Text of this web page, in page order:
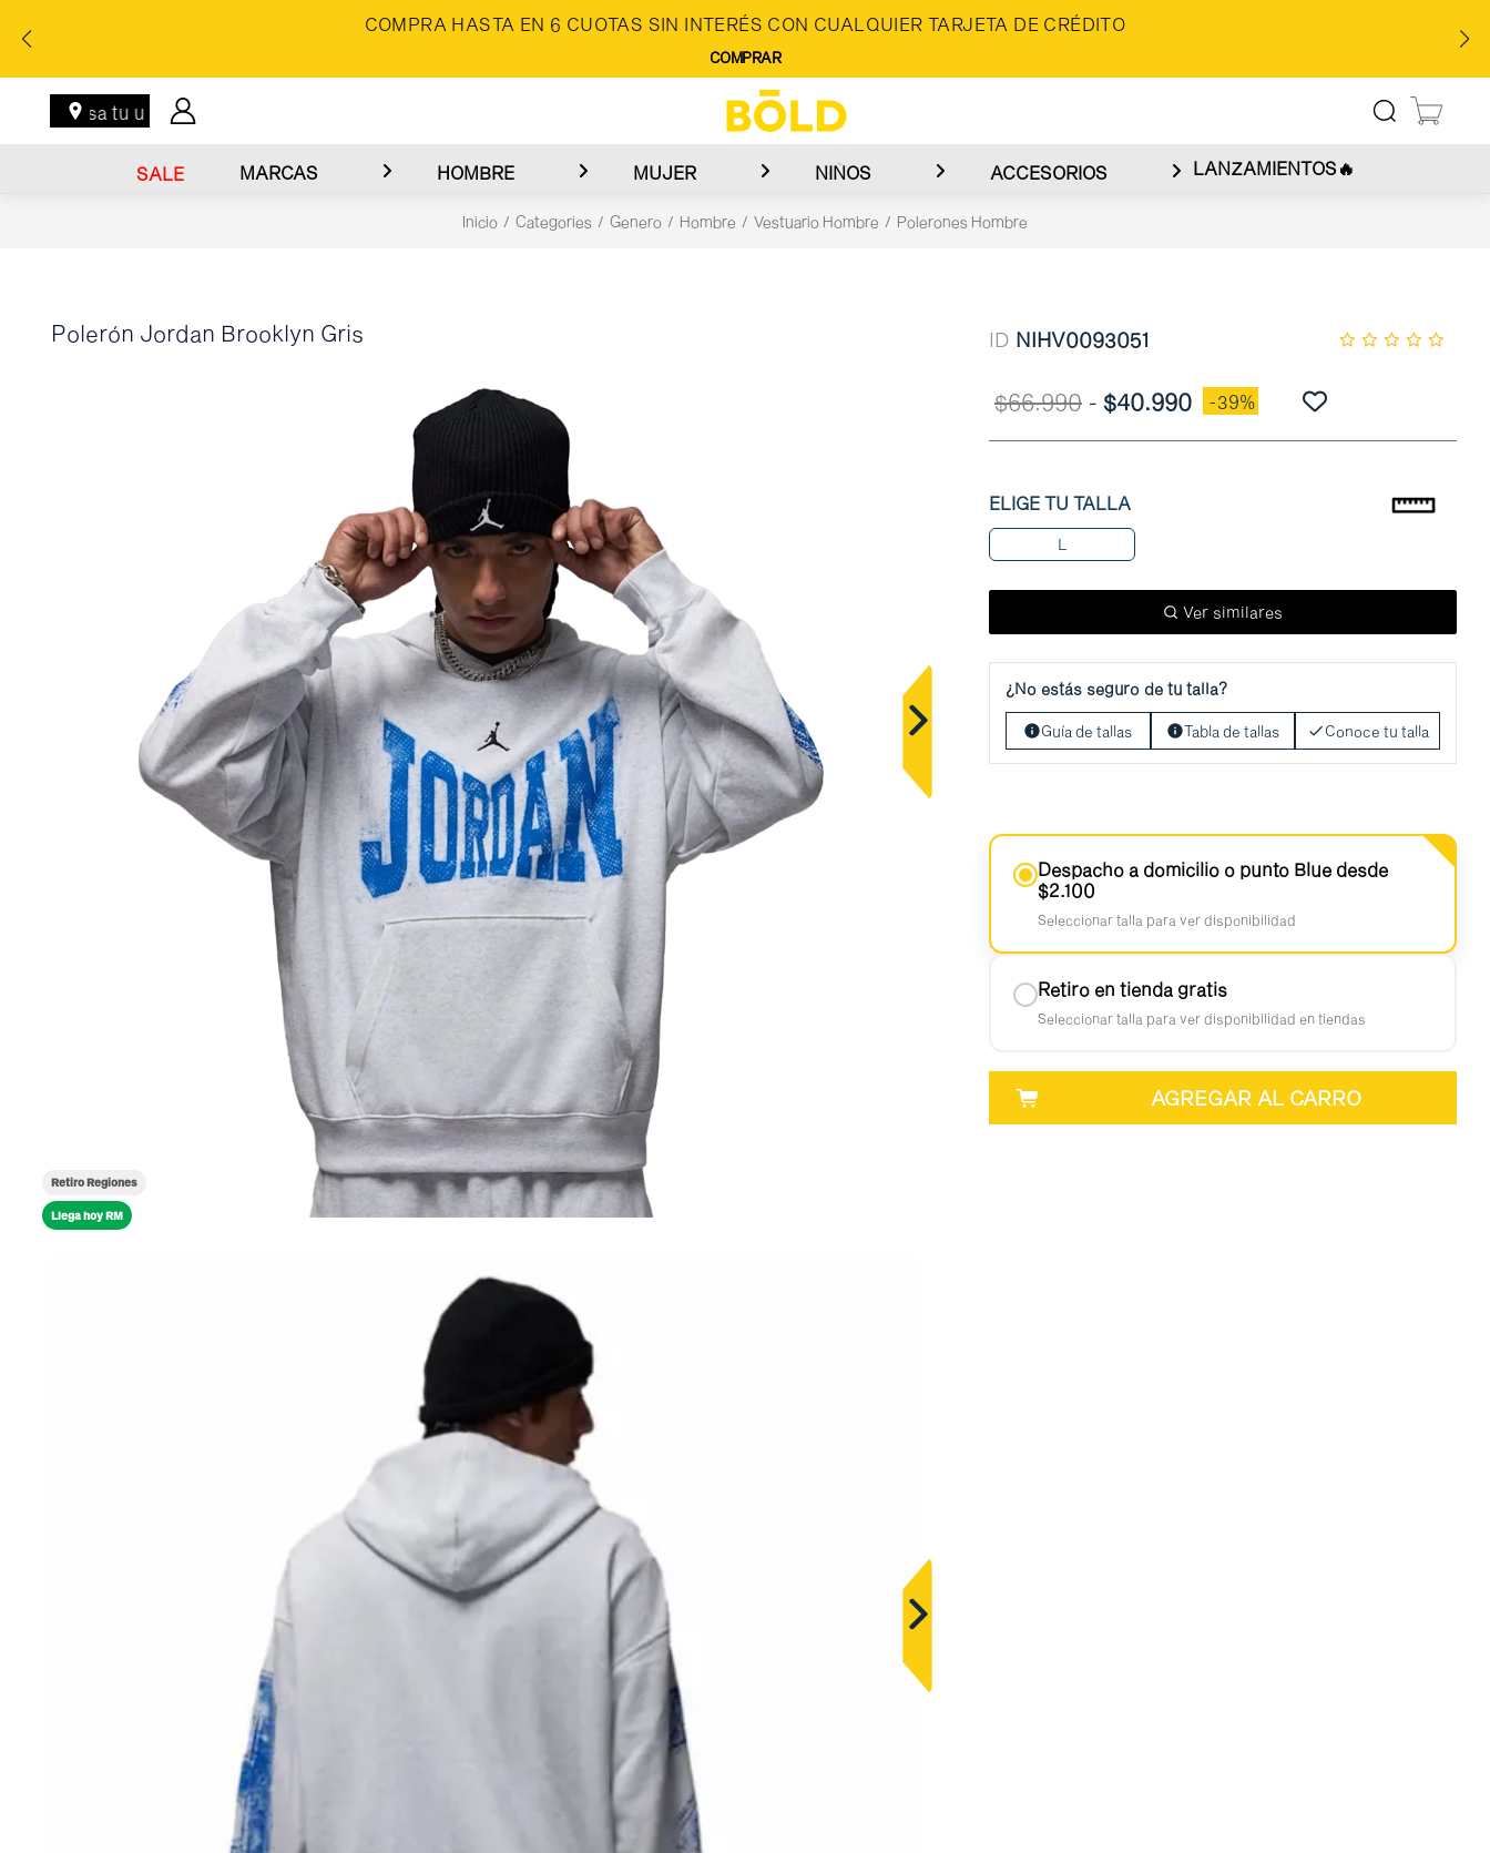
COMPRA HASTA EN 6 CUOTAS SIN INTERÉS CON CUALQUIER TARJETA DE CRÉDITO
COMPRAR
Ingresa tu ubicación
SALE MARCAS HOMBRE MUJER NIÑOS ACCESORIOS LANZAMIENTOS🔥
Inicio Categories Genero Hombre Vestuario Hombre Polerones Hombre
Polerón Jordan Brooklyn Gris
Retiro Regiones
Llega hoy RM
ID NIHV0093051
$66.990 - $40.990 -39%
ELIGE TU TALLA
L
Ver similares
¿No estás seguro de tu talla?
Guía de tallas Tabla de tallas Conoce tu talla
Despacho a domicilio o punto Blue desde
$2.100
Seleccionar talla para ver disponibilidad
Retiro en tienda gratis
Seleccionar talla para ver disponibilidad en tiendas
AGREGAR AL CARRO